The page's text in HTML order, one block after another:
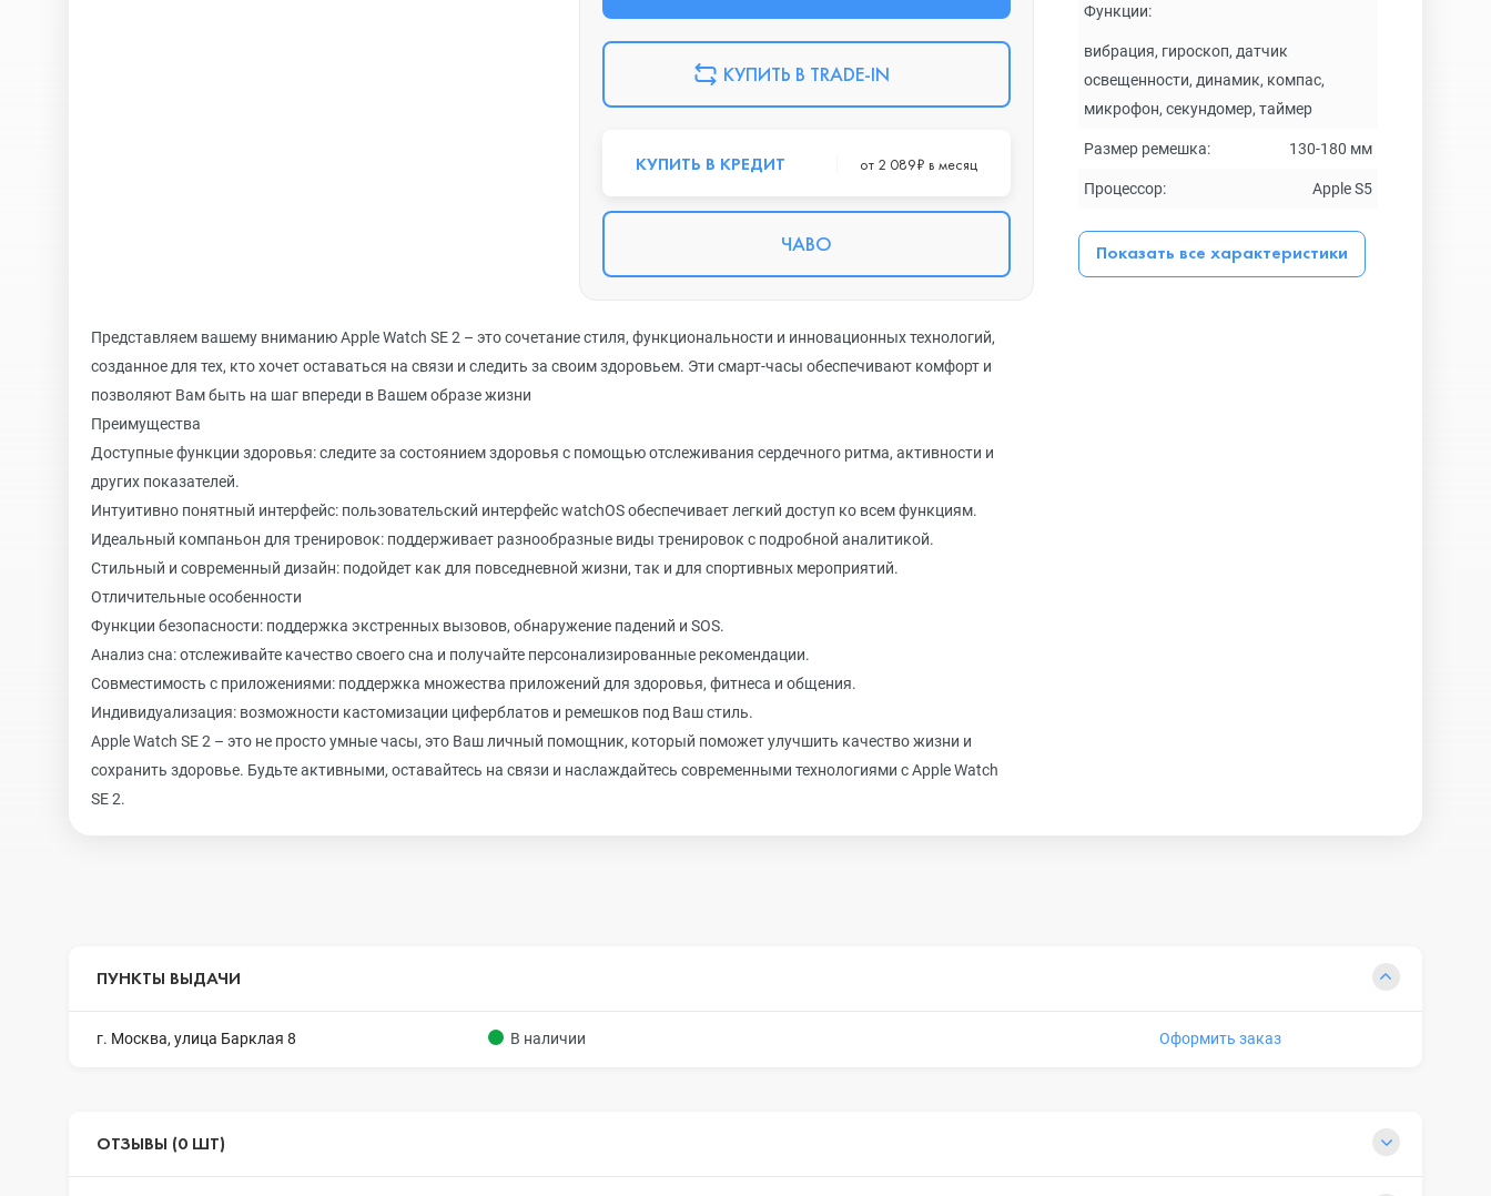
КУПИТЬ В TRADE-IN
КУПИТЬ В КРЕДИТ от 2 089₽ в месяц
ЧАВО
Представляем вашему вниманию Apple Watch SE 2 – это сочетание стиля, функциональности и инновационных технологий,
созданное для тех, кто хочет оставаться на связи и следить за своим здоровьем. Эти смарт-часы обеспечивают комфорт и
позволяют Вам быть на шаг впереди в Вашем образе жизни
Преимущества
Доступные функции здоровья: следите за состоянием здоровья с помощью отслеживания сердечного ритма, активности и
других показателей.
Интуитивно понятный интерфейс: пользовательский интерфейс watchOS обеспечивает легкий доступ ко всем функциям.
Идеальный компаньон для тренировок: поддерживает разнообразные виды тренировок с подробной аналитикой.
Стильный и современный дизайн: подойдет как для повседневной жизни, так и для спортивных мероприятий.
Отличительные особенности
Функции безопасности: поддержка экстренных вызовов, обнаружение падений и SOS.
Анализ сна: отслеживайте качество своего сна и получайте персонализированные рекомендации.
Совместимость с приложениями: поддержка множества приложений для здоровья, фитнеса и общения.
Индивидуализация: возможности кастомизации циферблатов и ремешков под Ваш стиль.
Apple Watch SE 2 – это не просто умные часы, это Ваш личный помощник, который поможет улучшить качество жизни и
сохранить здоровье. Будьте активными, оставайтесь на связи и наслаждайтесь современными технологиями с Apple Watch
SE 2.
Функции:
вибрация, гироскоп, датчик
освещенности, динамик, компас,
микрофон, секундомер, таймер
Размер ремешка: 130-180 мм
Процессор: Apple S5
Показать все характеристики
ПУНКТЫ ВЫДАЧИ
г. Москва, улица Барклая 8 В наличии Оформить заказ
ОТЗЫВЫ (0 ШТ)